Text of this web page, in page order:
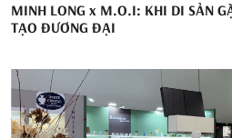
MINH LONG x M.O.I: KHI DI SẢN
TẠO ĐƯƠNG ĐẠI